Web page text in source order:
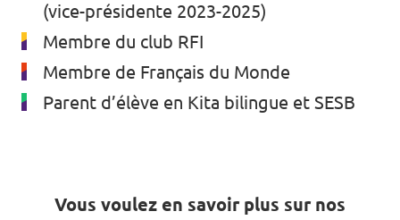
(vice-présidente 2023-2025)
Membre du club RFI
Membre de Français du Monde
Parent d’élève en Kita bilingue et SESB
Vous voulez en savoir plus sur nos